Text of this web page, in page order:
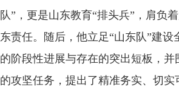
队”，更是山东教育“排头兵”，肩负
东责任。随后，他立足“山东队”建
的阶段性进展与存在的突出短板，
的攻坚任务，提出了精准务实、切